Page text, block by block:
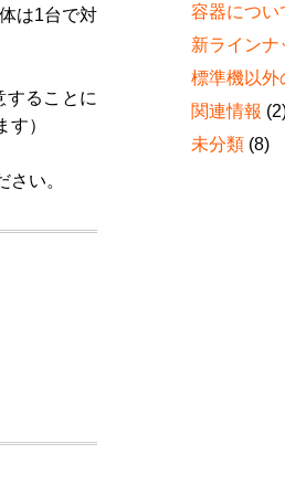
は1台で対
することに
）
い。
容器につい
新ラインナ
標準機以外
関連情報
未分類 (8)